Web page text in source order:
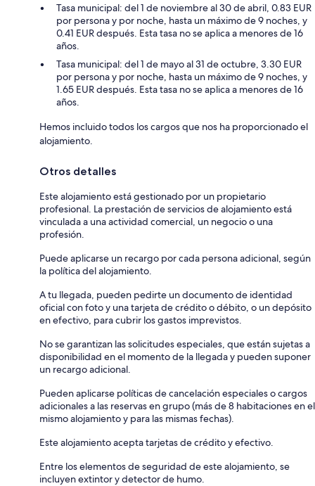
Tasa municipal: del 1 de noviembre al 30 de abril, 0.83 EUR
por persona y por noche, hasta un máximo de 9 noches, y
0.41 EUR después. Esta tasa no se aplica a menores de 16
años.
Tasa municipal: del 1 de mayo al 31 de octubre, 3.30 EUR
por persona y por noche, hasta un máximo de 9 noches, y
1.65 EUR después. Esta tasa no se aplica a menores de 16
años.
Hemos incluido todos los cargos que nos ha proporcionado el
alojamiento.
Otros detalles
Este alojamiento está gestionado por un propietario
profesional. La prestación de servicios de alojamiento está
vinculada a una actividad comercial, un negocio o una
profesión.
Puede aplicarse un recargo por cada persona adicional, según
la política del alojamiento.
A tu llegada, pueden pedirte un documento de identidad
oficial con foto y una tarjeta de crédito o débito, o un depósito
en efectivo, para cubrir los gastos imprevistos.
No se garantizan las solicitudes especiales, que están sujetas a
disponibilidad en el momento de la llegada y pueden suponer
un recargo adicional.
Pueden aplicarse políticas de cancelación especiales o cargos
adicionales a las reservas en grupo (más de 8 habitaciones en el
mismo alojamiento y para las mismas fechas).
Este alojamiento acepta tarjetas de crédito y efectivo.
Entre los elementos de seguridad de este alojamiento, se
incluyen extintor y detector de humo.